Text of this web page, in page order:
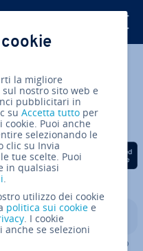
HTML:
ed
via Facebook
Condividi via Twitter
Condividi via
di andare a capo
la migliore
nostro sito web e
pubblicitari in
suAccetta tutto per
Puoi anche
selezionando le
clic su Invia
tue scelte. Puoi
in qualsiasi
.
utilizzo dei cookie
politica sui cookie e
. I cookie
se selezioni